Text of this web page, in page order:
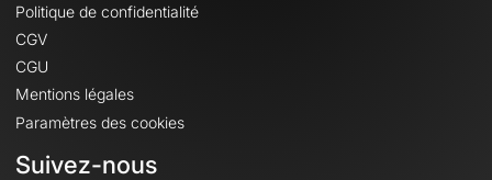
Politique de confidentialité
CGV
CGU
Mentions légales
Paramètres des cookies
Suivez-nous